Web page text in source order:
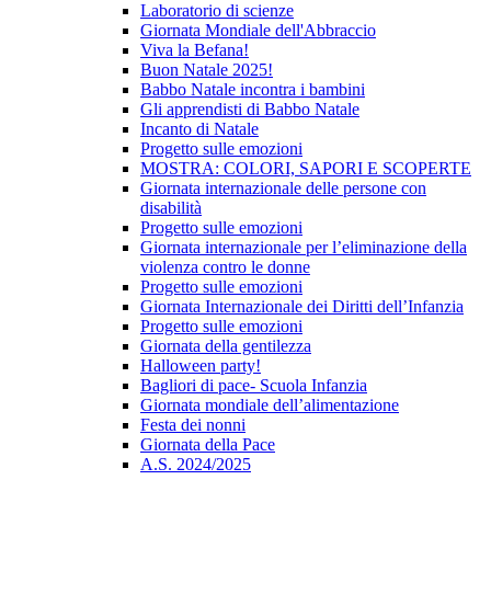
Laboratorio di scienze
Giornata Mondiale dell'Abbraccio
Viva la Befana!
Buon Natale 2025!
Babbo Natale incontra i bambini
Gli apprendisti di Babbo Natale
Incanto di Natale
Progetto sulle emozioni
MOSTRA: COLORI, SAPORI E SCOPERTE
Giornata internazionale delle persone con
disabilità
Progetto sulle emozioni
Giornata internazionale per l’eliminazione della
violenza contro le donne
Progetto sulle emozioni
Giornata Internazionale dei Diritti dell’Infanzia
Progetto sulle emozioni
Giornata della gentilezza
Halloween party!
Bagliori di pace- Scuola Infanzia
Giornata mondiale dell’alimentazione
Festa dei nonni
Giornata della Pace
A.S. 2024/2025